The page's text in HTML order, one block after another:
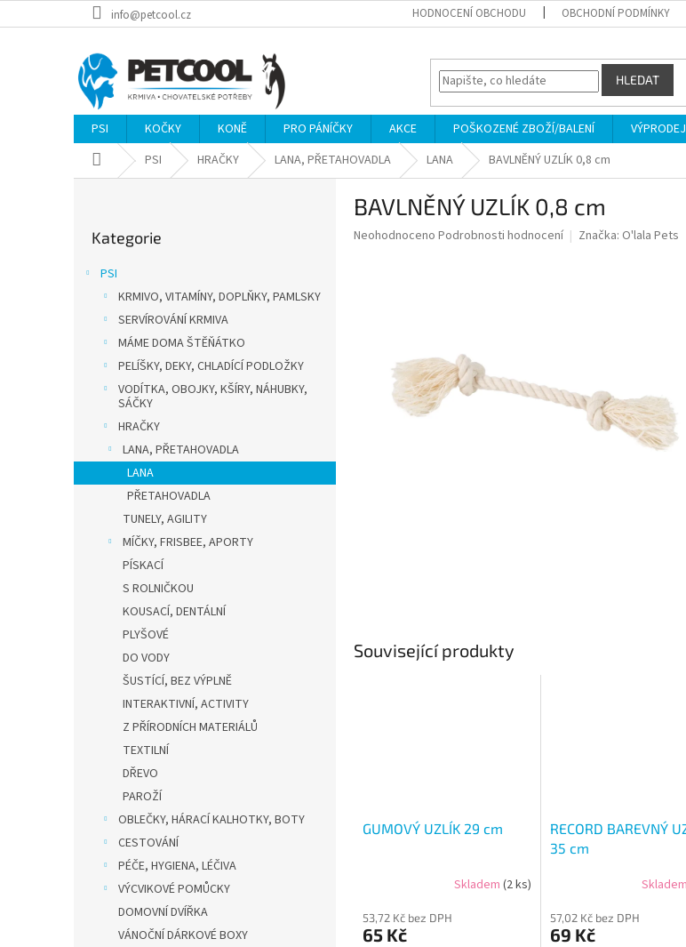
na
info@petcool.cz HODNOCENÍ OBCHODU OBCHODNÍ PODMÍNKY
HLEDAT
PSI KOČKY KONĚ PRO PÁNÍČKY AKCE POŠKOZENÉ ZBOŽÍ/BALENÍ VÝPRODEJ
Domů PSI HRAČKY LANA, PŘETAHOVADLA LANA BAVLNĚNÝ UZLÍK 0,8 cm
kategorie
Kategorie
PSI
KRMIVO, VITAMÍNY, DOPLŇKY, PAMLSKY
SERVÍROVÁNÍ KRMIVA
MÁME DOMA ŠTĚŇÁTKO
PELÍŠKY, DEKY, CHLADÍCÍ PODLOŽKY
VODÍTKA, OBOJKY, KŠÍRY, NÁHUBKY,
SÁČKY
HRAČKY
LANA, PŘETAHOVADLA
LANA
PŘETAHOVADLA
TUNELY, AGILITY
MÍČKY, FRISBEE, APORTY
PÍSKACÍ
S ROLNIČKOU
KOUSACÍ, DENTÁLNÍ
PLYŠOVÉ
DO VODY
ŠUSTÍCÍ, BEZ VÝPLNĚ
INTERAKTIVNÍ, ACTIVITY
Z PŘÍRODNÍCH MATERIÁLŮ
TEXTILNÍ
DŘEVO
PAROŽÍ
OBLEČKY, HÁRACÍ KALHOTKY, BOTY
CESTOVÁNÍ
PÉČE, HYGIENA, LÉČIVA
VÝCVIKOVÉ POMŮCKY
DOMOVNÍ DVÍŘKA
VÁNOČNÍ DÁRKOVÉ BOXY
BAVLNĚNÝ UZLÍK 0,8 cm
Průměrné
Neohodnoceno Podrobnosti hodnocení Značka: O'lala Pets
Související produkty
GUMOVÝ UZLÍK 29 cm
Skladem (2 ks)
53,72 Kč bez DPH
65 Kč
RECORD BAREVNÝ
35 cm
Skladem
57,02 Kč bez DPH
69 Kč